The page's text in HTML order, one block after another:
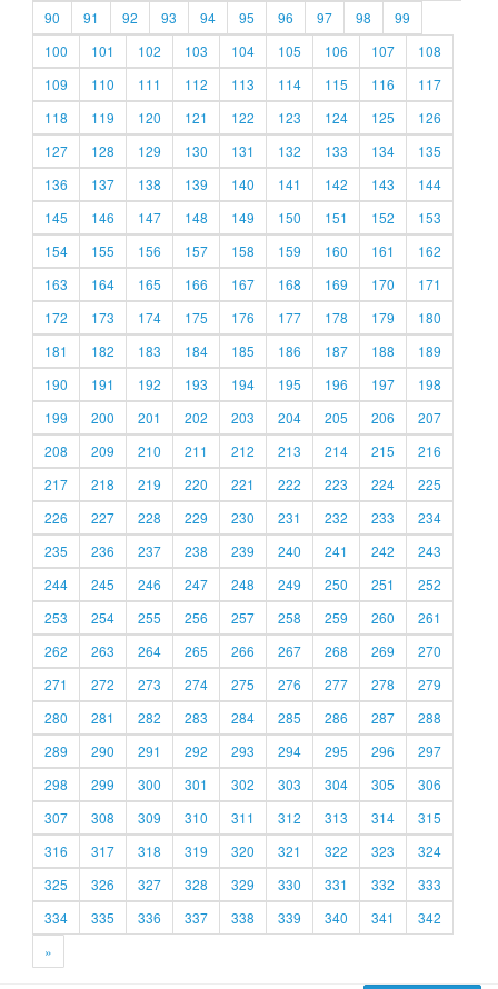
90
91 92 93 94 95 96 97 98
99
100
101 102 103 104 105 106 107
108
109
110 111 112 113 114 115 116
117
118
119 120 121 122 123 124 125
126
127
128 129 130 131 132 133 134
135
136
137 138 139 140 141 142 143
144
145
146 147 148 149 150 151 152
153
154
155 156 157 158 159 160 161
162
163
164 165 166 167 168 169 170
171
172
173 174 175 176 177 178 179
180
181
182 183 184 185 186 187 188
189
190
191 192 193 194 195 196 197
198
199
200 201 202 203 204 205 206
207
208
209 210 211 212 213 214 215
216
217
218 219 220 221 222 223 224
225
226
227 228 229 230 231 232 233
234
235
236 237 238 239 240 241 242
243
244
245 246 247 248 249 250 251
252
253
254 255 256 257 258 259 260
261
262
263 264 265 266 267 268 269
270
271
272 273 274 275 276 277 278
279
280
281 282 283 284 285 286 287
288
289
290 291 292 293 294 295 296
297
298
299 300 301 302 303 304 305
306
307
308 309 310 311 312 313 314
315
316
317 318 319 320 321 322 323
324
325
326 327 328 329 330 331 332
333
334
335 336 337 338 339 340 341
342
»